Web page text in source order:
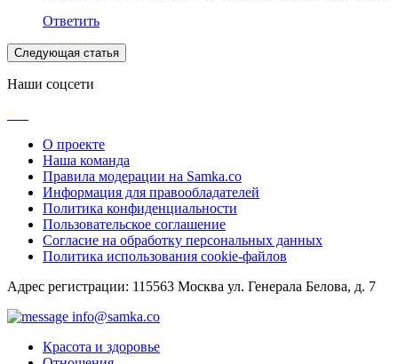
Ответить
Следующая статья
Наши соцсети
О проекте
Наша команда
Правила модерации на Samka.co
Информация для правообладателей
Политика конфиденциальности
Пользовательское соглашение
Согласие на обработку персональных данных
Политика использования cookie-файлов
Адрес регистрации: 115563 Москва ул. Генерала Белова, д. 7
info@samka.co
Красота и здоровье